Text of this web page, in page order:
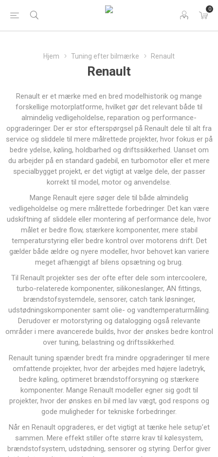
0
Hjem Tuning efter bilmærke Renault
Renault
Renault er et mærke med en bred modelhistorik og mange
forskellige motorplatforme, hvilket gør det relevant både til
almindelig vedligeholdelse, reparation og performance-
opgraderinger. Der er stor efterspørgsel på Renault dele til alt fra
service og sliddele til mere målrettede projekter, hvor fokus er på
bedre ydelse, køling, holdbarhed og driftssikkerhed. Uanset om
du arbejder på en standard gadebil, en turbomotor eller et mere
specialbygget projekt, er det vigtigt at vælge dele, der passer
korrekt til model, motor og anvendelse.
Mange Renault ejere søger dele til både almindelig
vedligeholdelse og mere målrettede forbedringer. Det kan være
udskiftning af sliddele eller montering af performance dele, hvor
målet er bedre flow, stærkere komponenter, mere stabil
temperaturstyring eller bedre kontrol over motorens drift. Det
gælder både ældre og nyere modeller, hvor behovet kan variere
meget afhængigt af bilens opsætning og brug.
Til Renault projekter ses der ofte efter dele som intercoolere,
turbo-relaterede komponenter, silikoneslanger, AN fittings,
brændstofsystemdele, sensorer, catch tank løsninger,
udstødningskomponenter samt olie- og vandtemperaturmåling.
Derudover er motorstyring og datalogging også relevante
områder i mere avancerede builds, hvor der ønskes bedre kontrol
over tuning, belastning og driftssikkerhed.
Renault tuning spænder bredt fra mindre opgraderinger til mere
omfattende projekter, hvor der arbejdes med højere ladetryk,
bedre køling, optimeret brændstofforsyning og stærkere
komponenter. Mange Renault modeller egner sig godt til
projekter, hvor der ønskes en bil med lav vægt, god respons og
gode muligheder for tekniske forbedringer.
Når en Renault opgraderes, er det vigtigt at tænke hele setup’et
sammen. Mere effekt stiller ofte større krav til kølesystem,
brændstofsystem, udstødning, sensorer og styring. Derfor giver